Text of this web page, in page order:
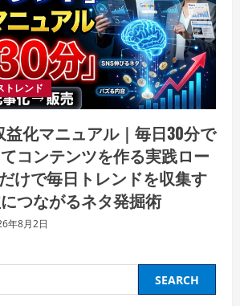
トレンド
益化マニュアル｜毎日30分で
コンテンツを作る実践ロー
けで毎日トレンドを収集す
つながるネタ発掘術
年8月2日